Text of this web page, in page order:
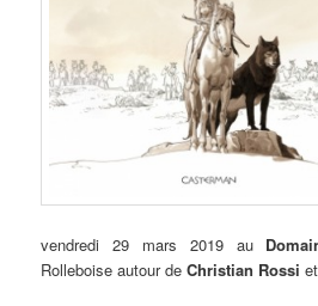
vendredi 29 mars 2019 au
Rolleboise autour deChristian Rossi